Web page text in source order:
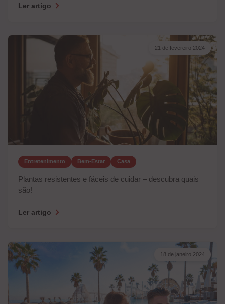
Ler artigo
21 de fevereiro 2024
Entretenimento Bem-Estar Casa
Plantas resistentes e fáceis de cuidar – descubra quais
são!
Ler artigo
18 de janeiro 2024